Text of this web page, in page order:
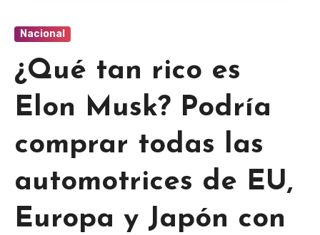
Nacional
¿Qué tan rico es
Elon Musk? Podría
comprar todas las
automotrices de EU,
Europa y Japón con